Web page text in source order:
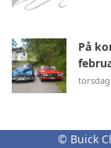
På
© Buick